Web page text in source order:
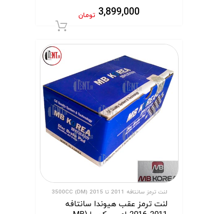
3,899,000 تومان
لنت ترمز سانتافه 2011 تا 2015 (DM) 3500CC
لنت ترمز عقب هیوندا سانتافه